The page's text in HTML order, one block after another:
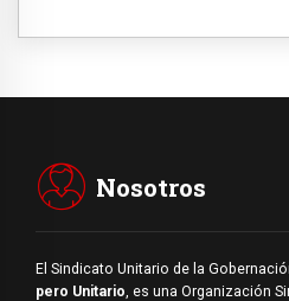
Nosotros
El Sindicato Unitario de la
pero Unitario , es una Organización